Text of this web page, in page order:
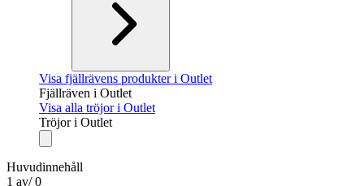
Visa fjällrävens produkter i Outlet
Fjällräven i Outlet
Visa alla tröjor i Outlet
Tröjor i Outlet
Huvudinnehåll
1 av/ 0